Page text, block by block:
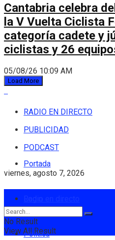
Cantabria celebra
la V Vuelta Ciclista
categoría cadete y
ciclistas y 26
05/08/26 10:09 AM
Load More
RADIO EN DIRECTO
PUBLICIDAD
PODCAST
viernes, agosto 7, 2026
Portada
Política
No Result
View All Result